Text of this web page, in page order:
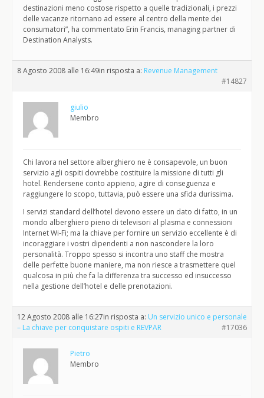
destinazioni meno costose rispetto a quelle tradizionali, i prezzi
delle vacanze ritornano ad essere al centro della mente dei
consumatori”, ha commentato Erin Francis, managing partner di
Destination Analysts.
8 Agosto 2008 alle 16:49in risposta a: Revenue Management
#14827
giulio
Membro
Chi lavora nel settore alberghiero ne è consapevole, un buon
servizio agli ospiti dovrebbe costituire la missione di tutti gli
hotel. Rendersene conto appieno, agire di conseguenza e
raggiungere lo scopo, tuttavia, può essere una sfida durissima.
I servizi standard dell’hotel devono essere un dato di fatto, in un
mondo alberghiero pieno di televisori al plasma e connessioni
Internet Wi-Fi; ma la chiave per fornire un servizio eccellente è di
incoraggiare i vostri dipendenti a non nascondere la loro
personalità. Troppo spesso si incontra uno staff che mostra
delle perfette buone maniere, ma non riesce a trasmettere quel
qualcosa in più che fa la differenza tra successo ed insuccesso
nella gestione dell’hotel e delle prenotazioni.
12 Agosto 2008 alle 16:27in risposta a: Un servizio unico e personale
– La chiave per conquistare ospiti e REVPAR
#17036
Pietro
Membro